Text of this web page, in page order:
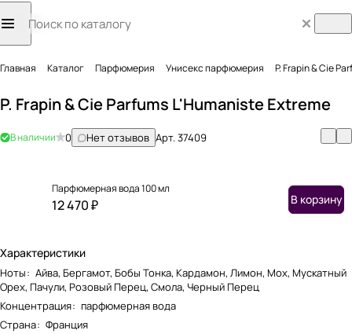
Главная Каталог Парфюмерия Унисекс парфюмерия P. Frapin & Cie
P. Frapin & Cie Parfums L'Humaniste Extreme
В наличии 0 Нет отзывов Арт.37409
Парфюмерная вода 100 мл
12 470 ₽ В корзину
Характеристики
Ноты: Айва, Бергамот, Бобы Тонка, Кардамон, Лимон, Мох, Мускатный
Орех, Пачули, Розовый Перец, Смола, Черный Перец
Концентрация: парфюмерная вода
Страна: Франция